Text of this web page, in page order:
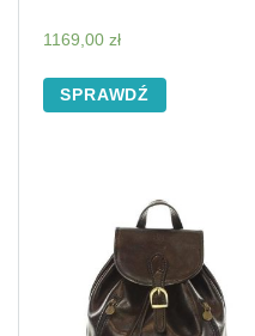
1169,00 zł
SPRAWDŹ